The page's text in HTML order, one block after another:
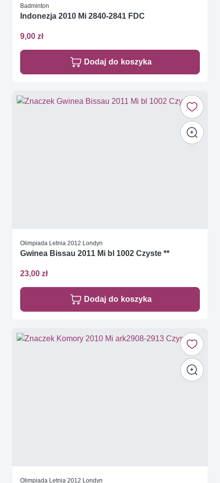
Badminton
Indonezja 2010 Mi 2840-2841 FDC
9,00 zł
Dodaj do koszyka
Olimpiada Letnia 2012 Londyn
Gwinea Bissau 2011 Mi bl 1002 Czyste **
23,00 zł
Dodaj do koszyka
Olimpiada Letnia 2012 Londyn